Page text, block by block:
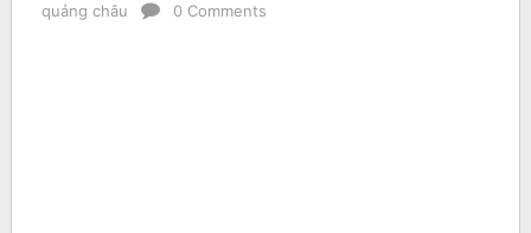
quảng châu
0 Comments